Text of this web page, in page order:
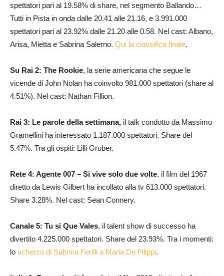
spettatori pari al 19.58% di share, nel segmento Ballando…
Tutti in Pista in onda dalle 20.41 alle 21.16, e 3.991.000
spettatori pari al 23.92% dalle 21.20 alle 0.58. Nel cast: Albano,
Arisa, Mietta e Sabrina Salerno. Qui la classifica finale.
Su Rai 2: The Rookie, la serie americana che segue le
vicende di John Nolan ha coinvolto 981.000 spettatori (share al
4.51%). Nel cast: Nathan Fillion.
Rai 3: Le parole della settimana, il talk condotto da Massimo
Gramellini ha interessato 1.187.000 spettatori. Share del
5.47%. Tra gli ospiti: Lilli Gruber.
Rete 4: Agente 007 – Si vive solo due volte, il film del 1967
diretto da Lewis Gilbert ha incollato alla tv 613.000 spettatori.
Share 3.28%. Nel cast: Sean Connery.
Canale 5: Tu si Que Vales, il talent show di successo ha
divertito 4.225.000 spettatori. Share del 23.93%. Tra i momenti:
lo scherzo di Sabrina Ferilli a Maria De Filippi.